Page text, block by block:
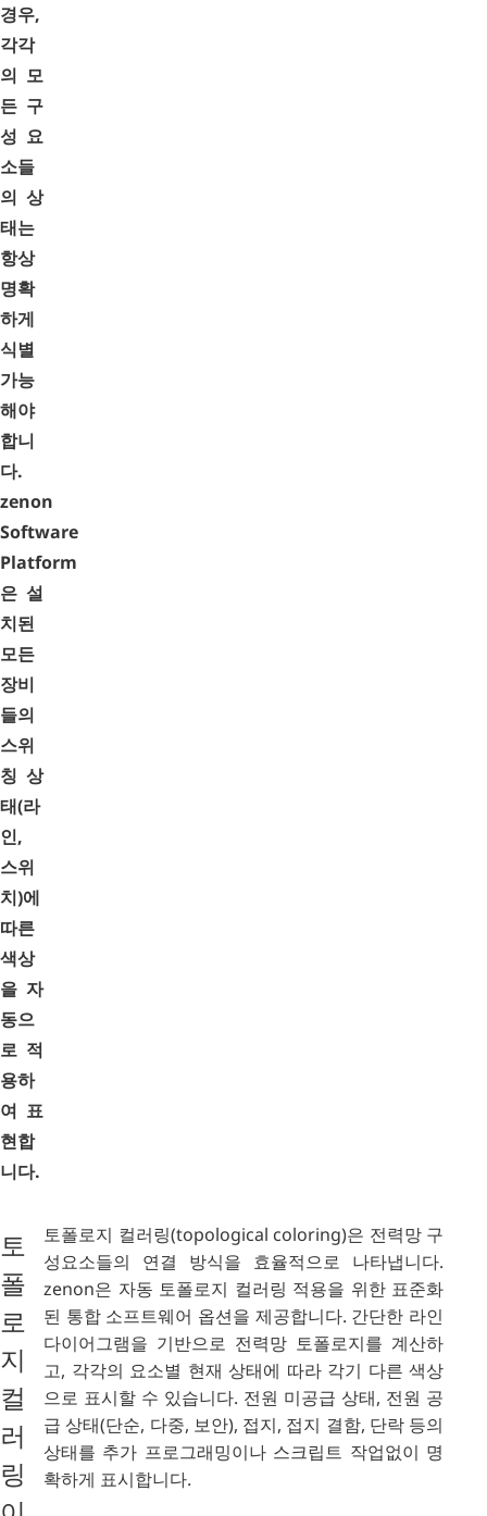
경우,
각각
의 모
든 구
성 요
소들
의 상
태는
항상
명확
하게
식별
가능
해야
합니
다.
zenon
Software
Platform
은 설
치된
모든
장비
들의
스위
칭 상
태(라
인,
스위
치)에
따른
색상
을 자
동으
로 적
용하
여 표
현합
니다.
토
폴
로
지
컬
러
링
토폴로지 컬러링(topological coloring)은 전력망 구
성요소들의 연결 방식을 효율적으로 나타냅니다.
zenon은 자동 토폴로지 컬러링 적용을 위한 표준화
된 통합 소프트웨어 옵션을 제공합니다. 간단한 라인
다이어그램을 기반으로 전력망 토폴로지를 계산하
고, 각각의 요소별 현재 상태에 따라 각기 다른 색상
으로 표시할 수 있습니다. 전원 미공급 상태, 전원 공
급 상태(단순, 다중, 보안), 접지, 접지 결함, 단락 등의
상태를 추가 프로그래밍이나 스크립트 작업없이 명
확하게 표시합니다.